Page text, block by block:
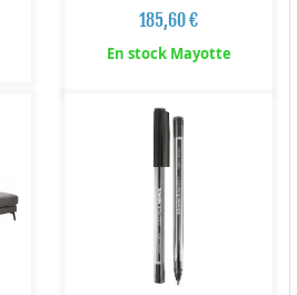
185,60 €
En stock Mayotte